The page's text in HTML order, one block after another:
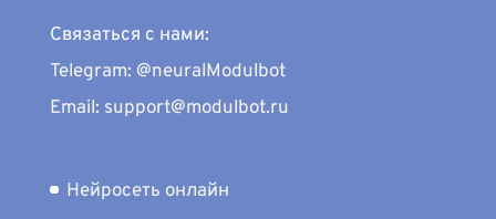
Связаться с нами:
Telegram: @neuralModulbot
Email: support@modulbot.ru
Нейросеть онлайн